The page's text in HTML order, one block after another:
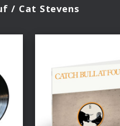
/ Cat Stevens